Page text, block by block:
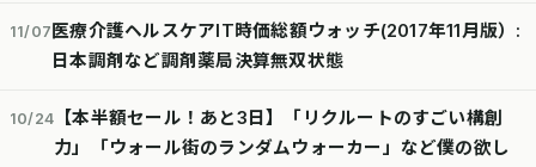
11/07医療介護ヘルスケアIT時価総額ウォッチ(2017年11月版）:
日本調剤など調剤薬局決算無双状態
10/24
【本半額セール！あと3日】「リクルートのすごい構創
力」「ウォール街のランダムウォーカー」など僕の欲し